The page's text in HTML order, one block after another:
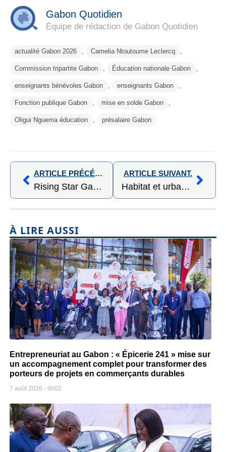
Gabon Quotidien
Équipe de rédaction de Gabon Quotidien
actualité Gabon 2026 , Camelia Ntoutoume Leclercq ,
Commission tripartite Gabon , Éducation nationale Gabon ,
enseignants bénévoles Gabon , enseignants Gabon ,
Fonction publique Gabon , mise en solde Gabon ,
Oligui Nguema éducation , présalaire Gabon
ARTICLE PRÉCÉDENT,
Rising Star Gabon 2026 : une alliance stratégique pour révéler les femmes qui transforment le pays
ARTICLE SUIVANT.
Habitat et urbanisme : l’État renforce le dialogue avec les acteurs nationaux de la construction
À LIRE AUSSI
Entrepreneuriat au Gabon : « Épicerie 241 » mise sur
un accompagnement complet pour transformer des
porteurs de projets en commerçants durables
7 août 2026 9h02